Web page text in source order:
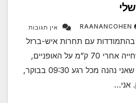
RAANANCOHEN אין תגובות
בהתמודדות עם תחרות איש-ברזל
ללא אימוני רכיבה ושחייה אחרי 70 ק”מ על האופניים,
נותרו עוד 110. נראה שאני נהנה מכל רגע 09:30 בבוקר,
אני…